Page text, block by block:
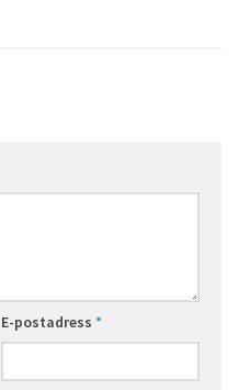
E-postadress *